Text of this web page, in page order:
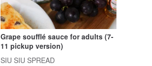
Grape soufflé sauce for adults (7-
11 pickup version)
SIU SIU SPREAD